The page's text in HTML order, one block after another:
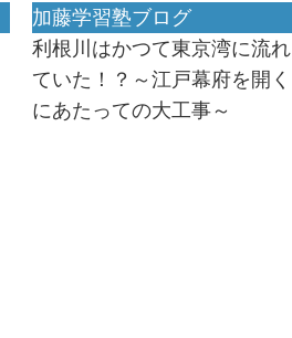
加藤学習塾ブログ
利根川はかつて東京湾に流れ
ていた！？～江戸幕府を開く
にあたっての大工事～